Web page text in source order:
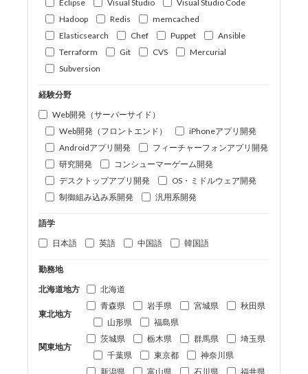
Eclipse
Visual Studio
Visual Studio Code
Hadoop
Redis
memcached
Elasticsearch
Chef Puppet
Ansible
Terraform
Git CVS
Mercurial
Subversion
経験分野
Web開発（サーバーサイド）
Web開発（フロントエンド）
iPhoneアプリ開発
Androidアプリ開発
フィーチャーフォンアプリ開発
研究開発
コンシューマーゲーム開発
デスクトップアプリ開発
OS・ミドルウェア開発
制御組み込み系開発
汎用系開発
語学
日本語
英語 中国語 韓国語
勤務地
北海道地方
北海道
東北地方
青森県 岩手県 宮城県
秋田県
山形県
福島県
関東地方
茨城県 栃木県 群馬県
埼玉県
千葉県
東京都 神奈川県
新潟県 富山県 石川県
福井県